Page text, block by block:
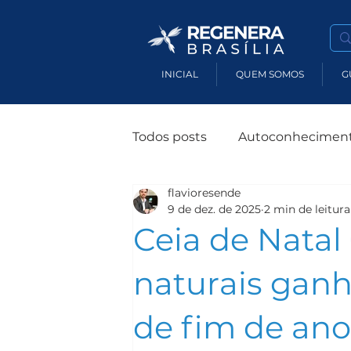
INICIAL QUEM SOMOS
Todos posts
Terapias Holísticas
Impacto Socioambiental
Ceia de
naturais
de fim de ano
flavioresende
9 de dez. de 2025 2 min de leitura